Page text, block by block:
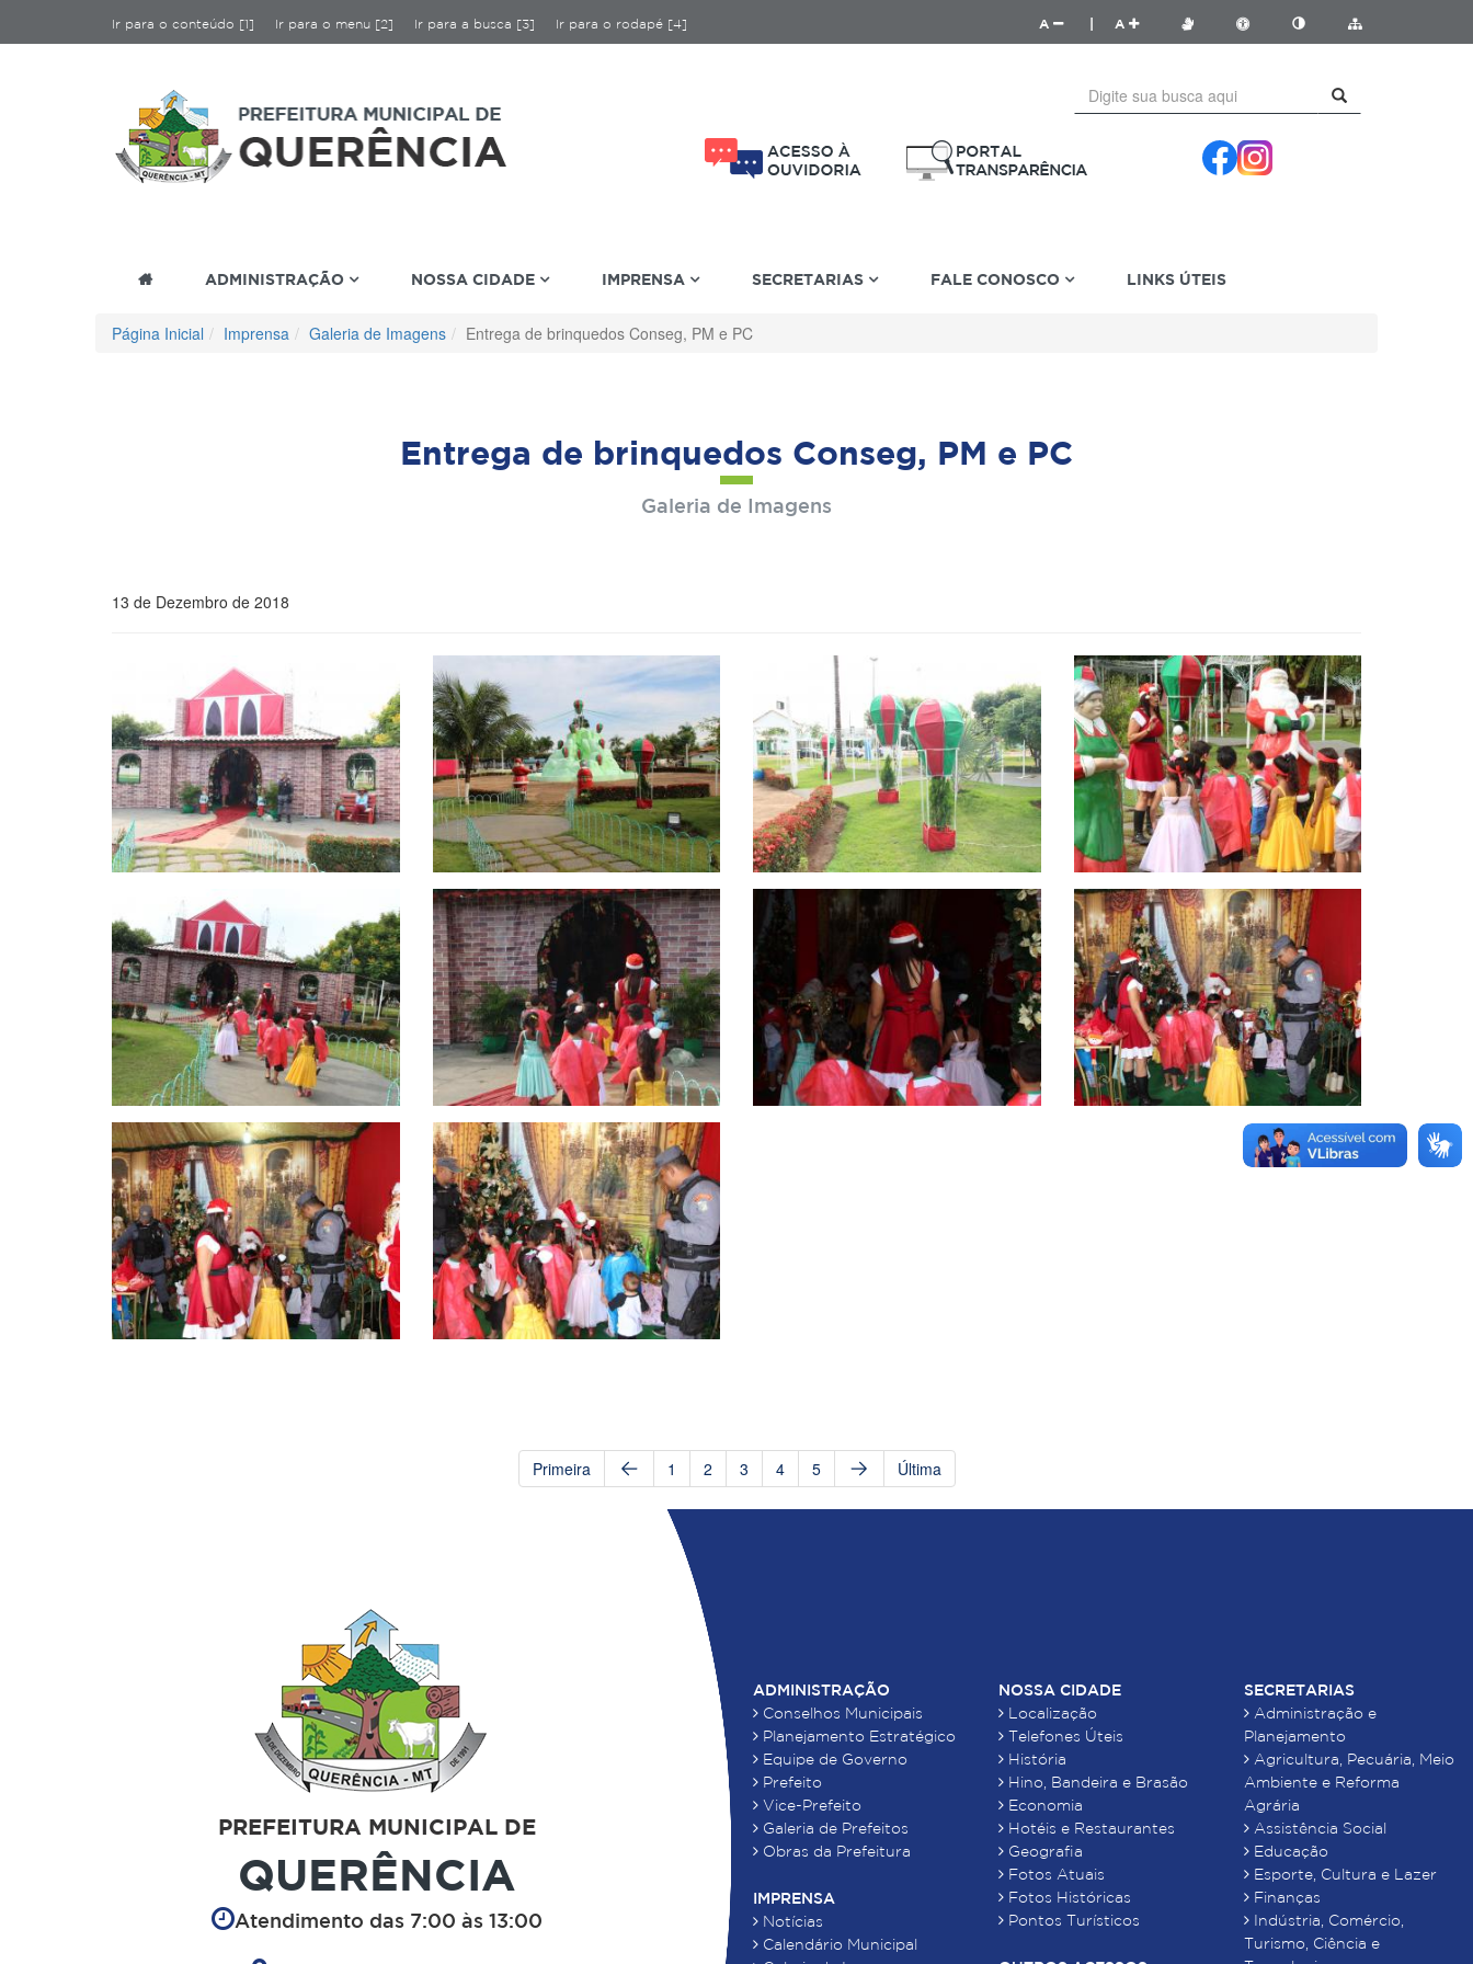
Ir para o conteúdo [1] Ir para o menu [2] Ir para a busca [3] Ir para o rodapé [4] A A
ADMINISTRAÇÃO NOSSA CIDADE IMPRENSA SECRETARIAS FALE CONOSCO LINKS ÚTEIS
Página Inicial Imprensa Galeria de Imagens Entrega de brinquedos Conseg, PM e PC
Entrega de brinquedos Conseg, PM e PC
Galeria de Imagens
13 de Dezembro de 2018
Primeira 1 2 3 4 5 Última
PREFEITURA MUNICIPAL DE
QUERÊNCIA
Atendimento das 7:00 às 13:00
ADMINISTRAÇÃO
Conselhos Municipais
Planejamento Estratégico
Equipe de Governo
Prefeito
Vice-Prefeito
Galeria de Prefeitos
Obras da Prefeitura
IMPRENSA
Notícias
Calendário Municipal
NOSSA CIDADE
Localização
Telefones Úteis
História
Hino, Bandeira e Brasão
Economia
Hotéis e Restaurantes
Geografia
Fotos Atuais
Fotos Históricas
Pontos Turísticos
SECRETARIAS
Administração e
Planejamento
Agricultura, Pecuária, Meio
Ambiente e Reforma
Agrária
Assistência Social
Educação
Esporte, Cultura e Lazer
Finanças
Indústria, Comércio,
Turismo, Ciência e